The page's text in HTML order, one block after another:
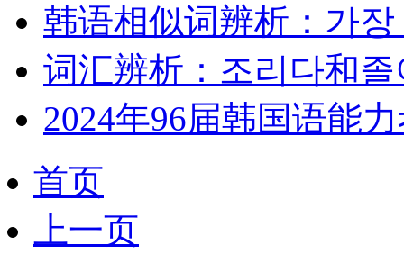
韩语相似词辨析：가장
词汇辨析：조리다和
2024年96届韩国语能
首页
上一页